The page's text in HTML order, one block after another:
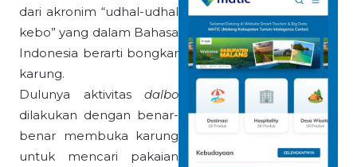
dari akronim “udhal-udhal
kebo” yang dalam Bahasa
Indonesia berarti bongkar
karung.
Dulunya aktivitas dalbo
dilakukan dengan benar-
benar membuka karung
untuk mencari pakaian